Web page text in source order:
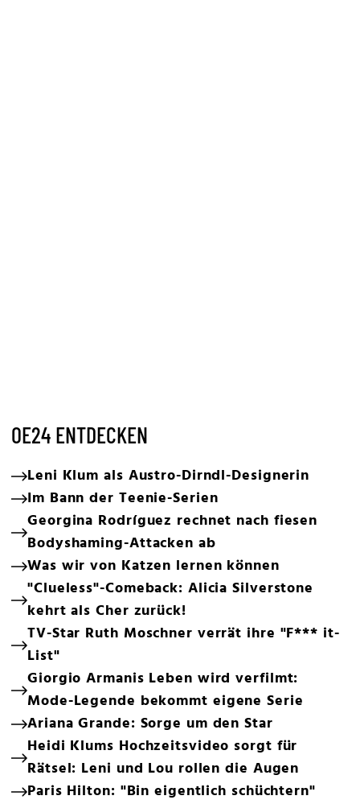
OE24 ENTDECKEN
Leni Klum als Austro-Dirndl-Designerin
Im Bann der Teenie-Serien
Georgina Rodríguez rechnet nach fiesen
Bodyshaming-Attacken ab
Was wir von Katzen lernen können
"Clueless"-Comeback: Alicia Silverstone
kehrt als Cher zurück!
TV-Star Ruth Moschner verrät ihre "F*** it-
List"
Giorgio Armanis Leben wird verfilmt:
Mode-Legende bekommt eigene Serie
Ariana Grande: Sorge um den Star
Heidi Klums Hochzeitsvideo sorgt für
Rätsel: Leni und Lou rollen die Augen
Paris Hilton: "Bin eigentlich schüchtern"